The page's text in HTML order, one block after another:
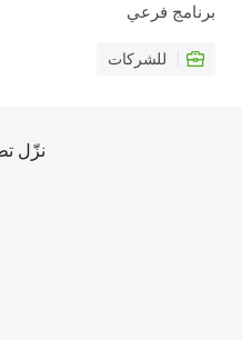
برنامج فرعي
للشركات
نزّل